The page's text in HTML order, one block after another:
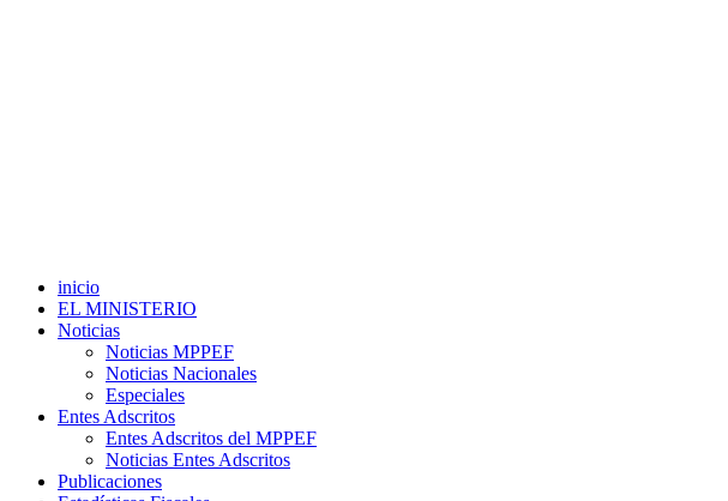
inicio
EL MINISTERIO
Noticias
Noticias MPPEF
Noticias Nacionales
Especiales
Entes Adscritos
Entes Adscritos del MPPEF
Noticias Entes Adscritos
Publicaciones